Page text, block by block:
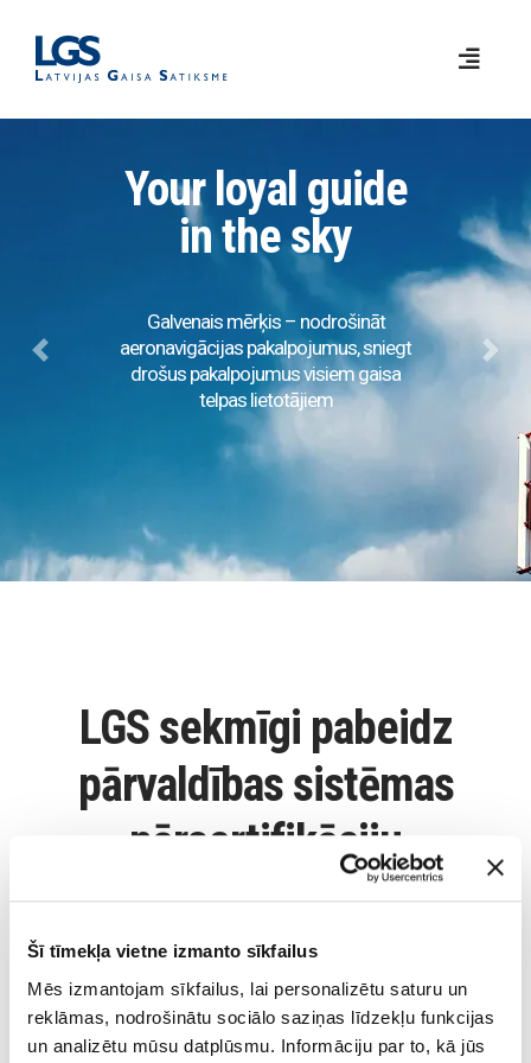
Šī tīmekļa vietne izmanto sīkfailus
Mēs izmantojam sīkfailus, lai personalizētu saturu un
reklāmas, nodrošinātu sociālo saziņas līdzekļu funkcijas
un analizētu mūsu datplūsmu. Informāciju par to, kā jūs
Your loyal guide
in the sky
Galvenais mērķis – nodrošināt
aeronavigācijas pakalpojumus, sniegt
drošus pakalpojumus visiem gaisa
telpas lietotājiem
Previous Next
LGS sekmīgi pabeidz
pārvaldības sistēmas
pārsertifikāciju
VAS “Latvijas gaisa satiksme” (LGS) ir sekmīgi noslēgusi
kvalitātes pārvaldības sistēmas pārsertifikācijas procesu,
saņemot akreditētas sertifikācijas sabiedrības “Bureua Veritas
Latvia” apliecinājumu, ka uzņēmumā ieviestā un uzturētā
kvalitātes pārvaldības sistēma atbilststandarta ISO 9001:2015